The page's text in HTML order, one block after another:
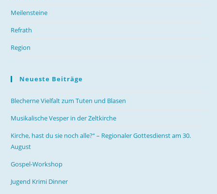
Meilensteine
Refrath
Region
Neueste Beiträge
Blecherne Vielfalt zum Tuten und Blasen
Musikalische Vesper in der Zeltkirche
Kirche, hast du sie noch alle?“ – Regionaler Gottesdienst am 30.
August
Gospel-Workshop
Jugend Krimi Dinner